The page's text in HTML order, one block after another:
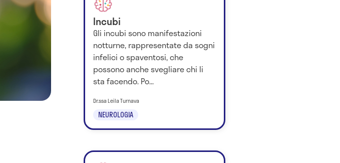
Incubi
Gli incubi sono manifestazioni
notturne, rappresentate da sogni
infelici o spaventosi, che
possono anche svegliare chi li
sta facendo. Po...
NEUROLOGIA
Dr.ssa Leila Turnava